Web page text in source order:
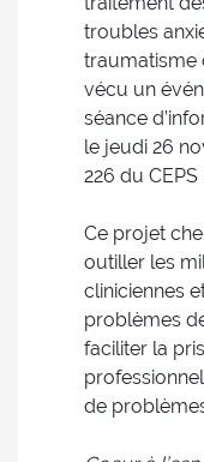
troubles
traumatisme
vécu un
séance
le jeudi 26
226 du
Ce projet
outiller les
cliniciennes
problèmes
faciliter la
de